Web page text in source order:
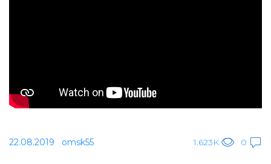
22.08.2019 omsk55 1.623K 0